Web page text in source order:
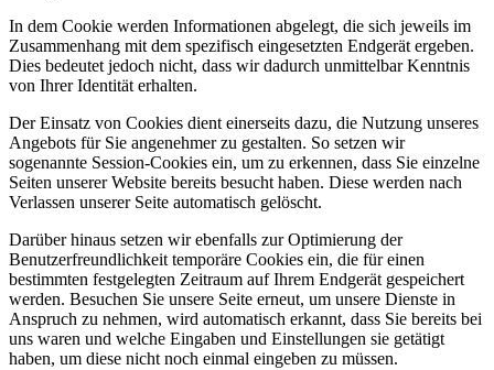
In dem Cookie werden Informationen abgelegt, die sich jeweils im
Zusammenhang mit dem spezifisch eingesetzten Endgerät ergeben.
Dies bedeutet jedoch nicht, dass wir dadurch unmittelbar Kenntnis
von Ihrer Identität erhalten.
Der Einsatz von Cookies dient einerseits dazu, die Nutzung unseres
Angebots für Sie angenehmer zu gestalten. So setzen wir
sogenannte Session-Cookies ein, um zu erkennen, dass Sie einzelne
Seiten unserer Website bereits besucht haben. Diese werden nach
Verlassen unserer Seite automatisch gelöscht.
Darüber hinaus setzen wir ebenfalls zur Optimierung der
Benutzerfreundlichkeit temporäre Cookies ein, die für einen
bestimmten festgelegten Zeitraum auf Ihrem Endgerät gespeichert
werden. Besuchen Sie unsere Seite erneut, um unsere Dienste in
Anspruch zu nehmen, wird automatisch erkannt, dass Sie bereits bei
uns waren und welche Eingaben und Einstellungen sie getätigt
haben, um diese nicht noch einmal eingeben zu müssen.